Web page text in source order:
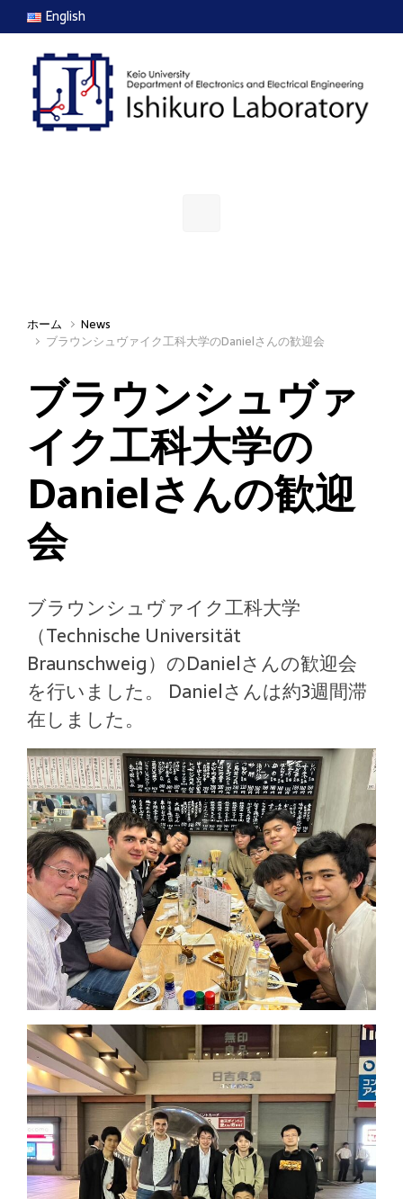
Skip to main content
English
ホーム
News
ブラウンシュヴァイク工科大学のDanielさんの歓迎会
ブラウンシュヴァ
イク工科大学の
Danielさんの歓迎
会
ブラウンシュヴァイク工科大学
（Technische Universität
Braunschweig）のDanielさんの歓迎会
を行いました。 Danielさんは約3週間滞
在しました。